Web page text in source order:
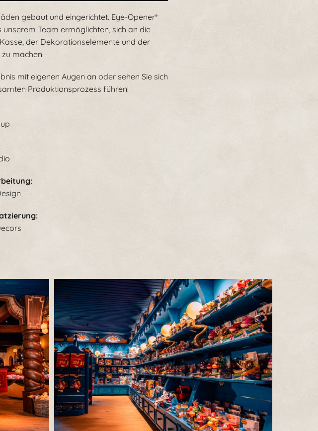
gebaut und eingerichtet. Eye-Opener®
Team ermöglichten, sich an die
der Dekorationselemente und der
machen.
mit eigenen Augen an oder sehen Sie sich
Produktionsprozess führen!